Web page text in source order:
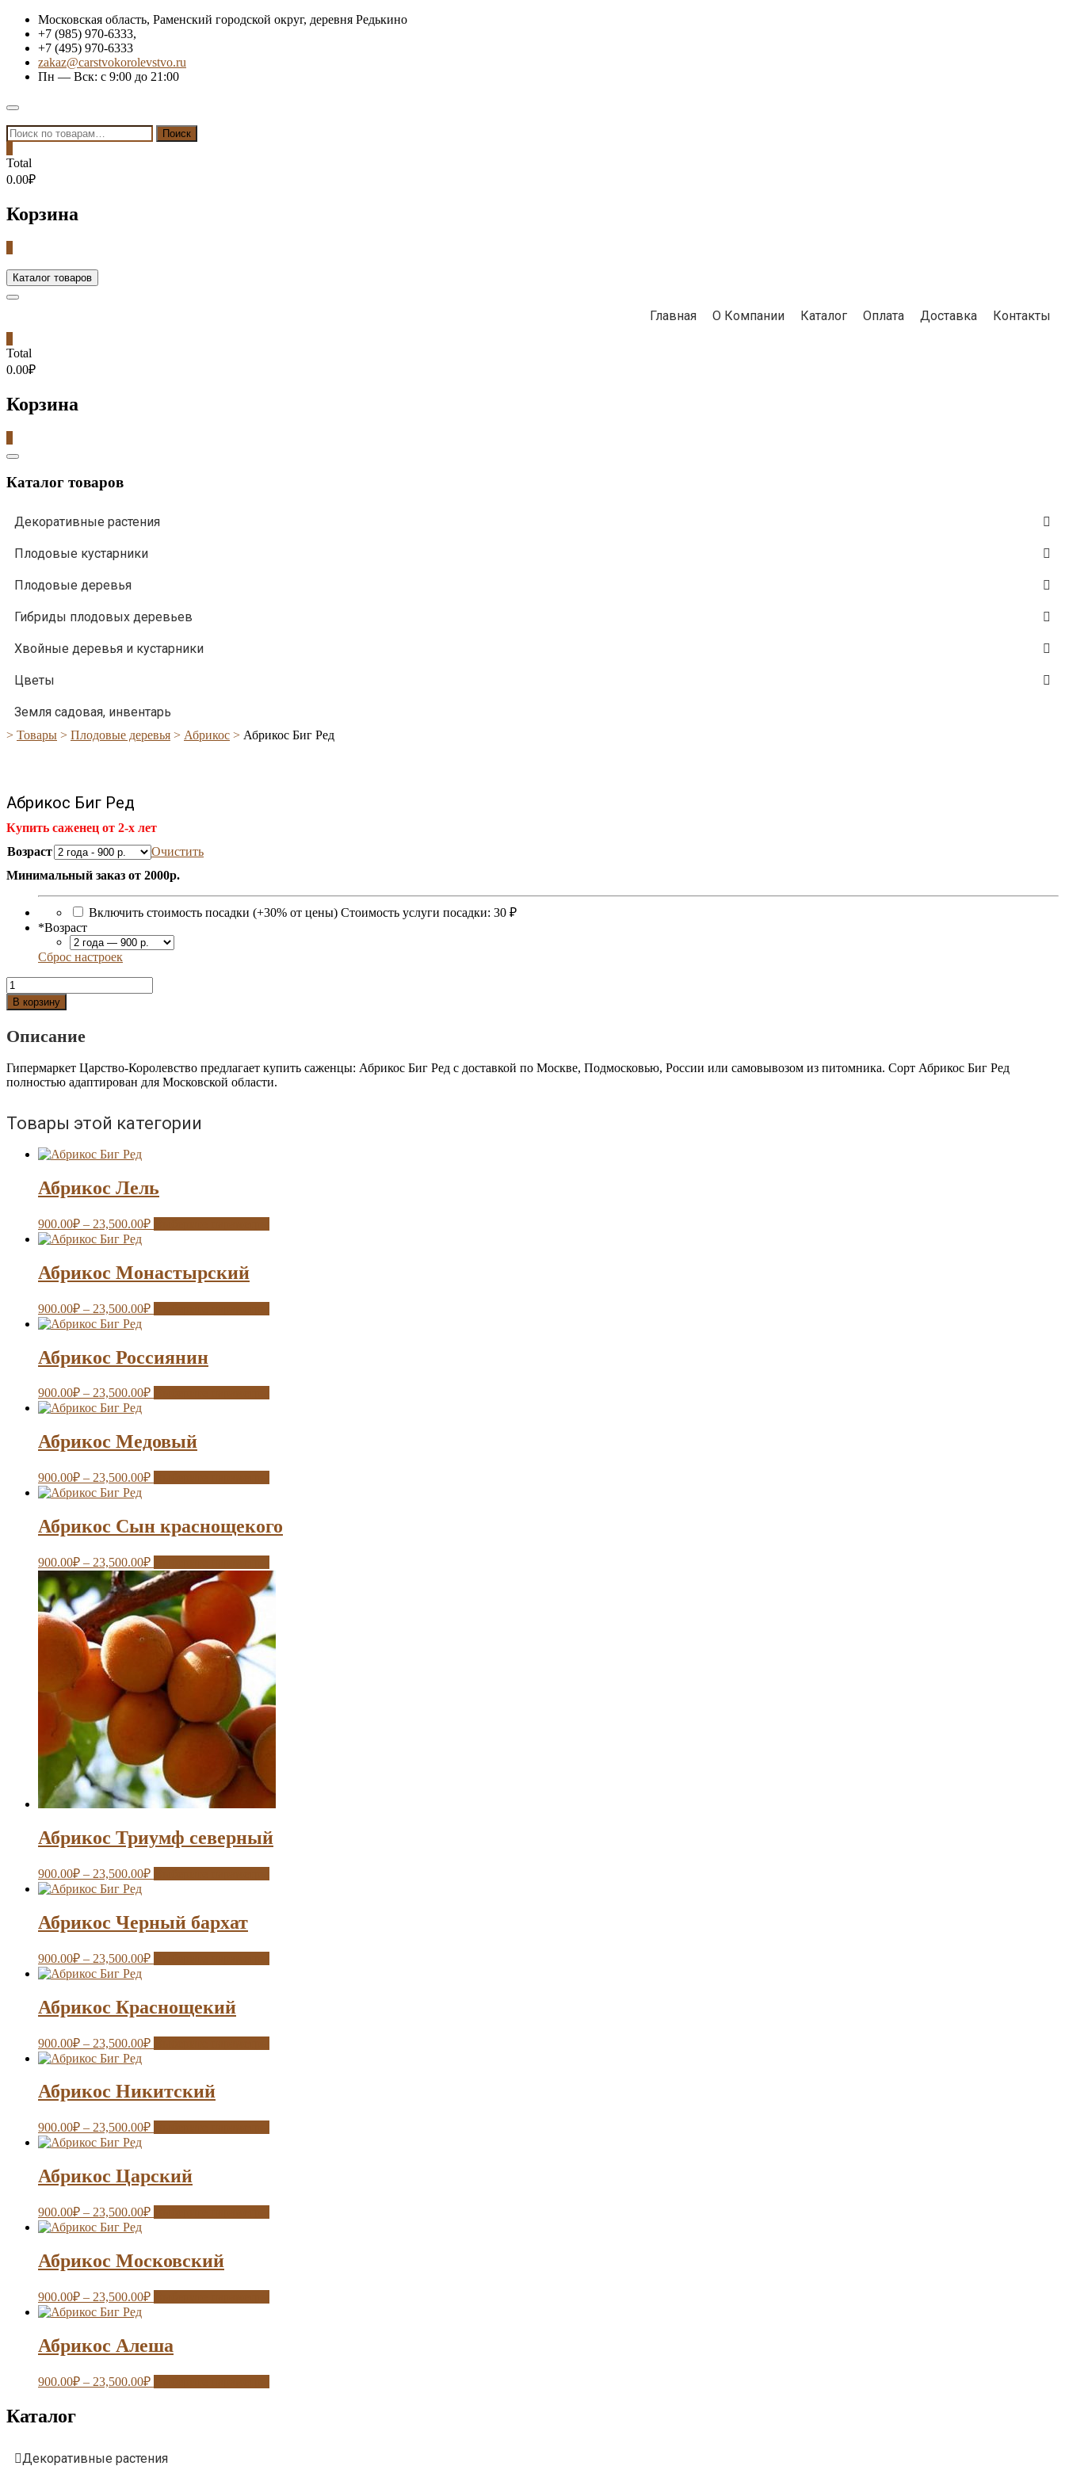
Skip
content
Московская область, Раменский городской округ, деревня Редькино
+7 (985) 970-6333,
+7 (495) 970-6333
zakaz@carstvokorolevstvo.ru
Пн — Вск: с 9:00 до 21:00
Topbar
Menu
Искать: Поиск
Total
0.00₽
Корзина
Каталог товаров
Главная О Компании Каталог Оплата Доставка Контакты
Total
0.00₽
Корзина
Catalog
Каталог товаров
Декоративные растения
Плодовые кустарники
Плодовые деревья
Гибриды плодовых деревьев
Хвойные деревья и кустарники
Цветы
Земля садовая, инвентарь
> Товары > Плодовые деревья > Абрикос > Абрикос Биг Ред
Абрикос Биг Ред
Купить саженец от 2-х лет
Возраст
Очистить
Минимальный заказ от 2000р.
Включить стоимость посадки (+30% от цены) Стоимость услуги посадки: 30 ₽
*Возраст
Сброс настроек
Количество
Абрикос
Биг
В корзину
Описание
Гипермаркет Царство-Королевство предлагает купить саженцы: Абрикос Биг Ред с доставкой по Москве, Подмосковью, России или самовывозом из питомника. Сорт Абрикос Биг Ред
полностью адаптирован для Московской области.
Товары этой категории
Абрикос Лель
900.00₽ – 23,500.00₽
Абрикос Монастырский
900.00₽ – 23,500.00₽
Абрикос Россиянин
900.00₽ – 23,500.00₽
Абрикос Медовый
900.00₽ – 23,500.00₽
Абрикос Сын краснощекого
900.00₽ – 23,500.00₽
Абрикос Триумф северный
900.00₽ – 23,500.00₽
Абрикос Черный бархат
900.00₽ – 23,500.00₽
Абрикос Краснощекий
900.00₽ – 23,500.00₽
Абрикос Никитский
900.00₽ – 23,500.00₽
Абрикос Царский
900.00₽ – 23,500.00₽
Абрикос Московский
900.00₽ – 23,500.00₽
Абрикос Алеша
900.00₽ – 23,500.00₽
Каталог
Декоративные растения